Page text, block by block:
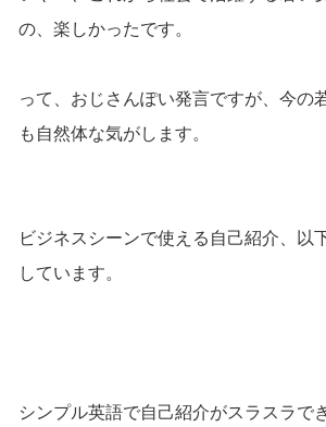
の、楽しかったです。
って、おじさんぽい発言ですが、今の
も自然体な気がします。
ビジネスシーンで使える自己紹介、以
しています。
シンプル英語で自己紹介がスラスラで